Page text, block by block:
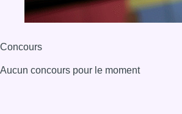
Concours
Aucun concours pour le moment